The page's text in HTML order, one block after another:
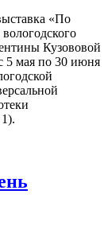
«По
Кузововой
5 мая по 30 июня